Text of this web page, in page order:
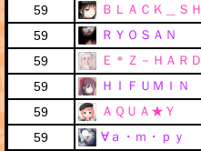
59
ＢＬＡＣＫ＿ＳＨ
59
ＲＹＯＳＡＮ
59
Ｅ＊Ｚ－ＨＡＲＤ
59
ＨＩＦＵＭＩＮ
59
ＡＱＵＡ★Ｙ
59
∀ａ・ｍ・ｐｙ